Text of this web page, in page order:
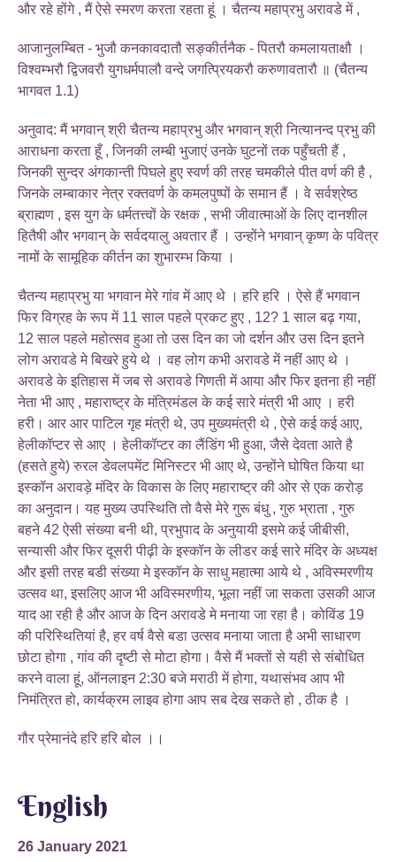
और रहे होंगे , मैं ऐसे स्मरण करता रहता हूं । चैतन्य महाप्रभु अरावडे में ,
आजानुलम्बित - भुजौ कनकावदातौ सङ्कीर्तनैक - पितरौ कमलायताक्षौ ।
विश्वम्भरौ द्विजवरौ युगधर्मपालौ वन्दे जगत्प्रियकरौ करुणावतारौ ॥ (चैतन्य
भागवत 1.1)
अनुवाद: मैं भगवान् श्री चैतन्य महाप्रभु और भगवान् श्री नित्यानन्द प्रभु की
आराधना करता हूँ , जिनकी लम्बी भुजाएं उनके घुटनों तक पहुँचती हैं ,
जिनकी सुन्दर अंगकान्ती पिघले हुए स्वर्ण की तरह चमकीले पीत वर्ण की है ,
जिनके लम्बाकार नेत्र रक्तवर्ण के कमलपुष्पों के समान हैं । वे सर्वश्रेष्ठ
ब्राह्मण , इस युग के धर्मतत्त्वों के रक्षक , सभी जीवात्माओं के लिए दानशील
हितैषी और भगवान् के सर्वदयालु अवतार हैं । उन्होंने भगवान् कृष्ण के पवित्र
नामों के सामूहिक कीर्तन का शुभारम्भ किया ।
चैतन्य महाप्रभु या भगवान मेरे गांव में आए थे । हरि हरि । ऐसे हैं भगवान
फिर विग्रह के रूप में 11 साल पहले प्रकट हुए , 12? 1 साल बढ़ गया,
12 साल पहले महोत्सव हुआ तो उस दिन का जो दर्शन और उस दिन इतने
लोग अरावडे मे बिखरे हुये थे । वह लोग कभी अरावडे में नहीं आए थे ।
अरावडे के इतिहास में जब से अरावडे गिणती में आया और फिर इतना ही नहीं
नेता भी आए , महाराष्ट्र के मंत्रिमंडल के कई सारे मंत्री भी आए । हरी
हरी। आर आर पाटिल गृह मंत्री थे, उप मुख्यमंत्री थे , ऐसे कई कई आए,
हेलीकॉप्टर से आए । हेलीकॉप्टर का लैंडिंग भी हुआ, जैसे देवता आते है
(हसते हुये) रुरल डेवलपमेंट मिनिस्टर भी आए थे, उन्होंने घोषित किया था
इस्कॉन अरावड़े मंदिर के विकास के लिए महाराष्ट्र की ओर से एक करोड़
का अनुदान। यह मुख्य उपस्थिति तो वैसे मेरे गुरू बंधु , गुरु भ्राता , गुरु
बहने 42 ऐसी संख्या बनी थी, प्रभुपाद के अनुयायी इसमे कई जीबीसी,
सन्यासी और फिर दूसरी पीढ़ी के इस्कॉन के लीडर कई सारे मंदिर के अध्यक्ष
और इसी तरह बडी संख्या मे इस्कॉन के साधु महात्मा आये थे , अविस्मरणीय
उत्सव था, इसलिए आज भी अविस्मरणीय, भूला नहीं जा सकता उसकी आज
याद आ रही है और आज के दिन अरावडे मे मनाया जा रहा है। कोविंड 19
की परिस्थितियां है, हर वर्ष वैसे बडा उत्सव मनाया जाता है अभी साधारण
छोटा होगा , गांव की दृष्टी से मोटा होगा। वैसे मैं भक्तों से यही से संबोधित
करने वाला हूं, ऑनलाइन 2:30 बजे मराठी में होगा, यथासंभव आप भी
निमंत्रित हो, कार्यक्रम लाइव होगा आप सब देख सकते हो , ठीक है ।
गौर प्रेमानंदे हरि हरि बोल ।।
English
26 January 2021